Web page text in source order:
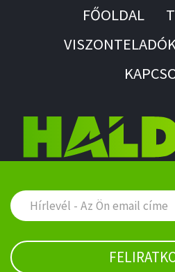
FŐOLDAL
VISZONTELADÓK